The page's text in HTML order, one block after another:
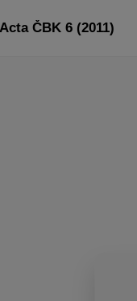
Acta ČBK 6 (2011)